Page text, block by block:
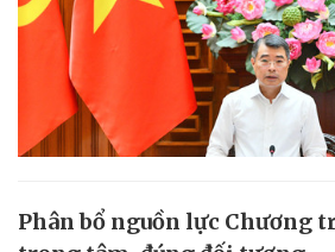
Phân bổ nguồn lực Chương